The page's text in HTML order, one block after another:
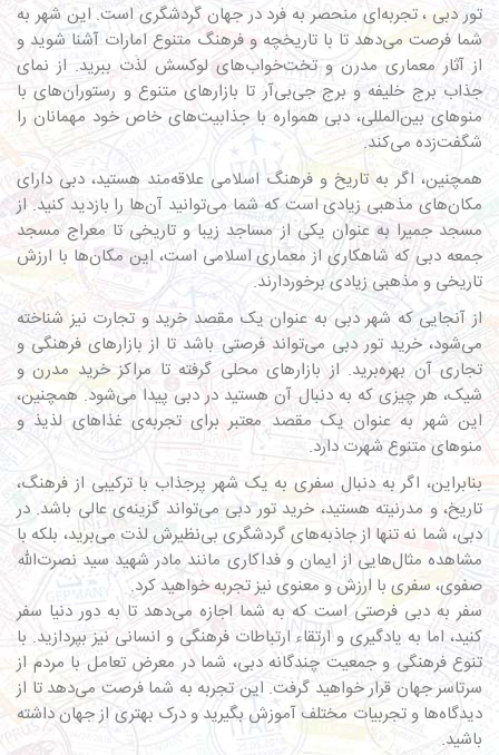
تور دبی ، تجربه‌ای منحصر به فرد در جهان گردشگری است. این شهر به
شما فرصت می‌دهد تا با تاریخچه و فرهنگ متنوع امارات آشنا شوید و
از آثار معماری مدرن و تخت‌خواب‌های لوکسش لذت ببرید. از نمای
جذاب برج خلیفه و برج جی‌بی‌آر تا بازارهای متنوع و رستوران‌های با
منوهای بین‌المللی، دبی همواره با جذابیت‌های خاص خود مهمانان را
شگفت‌زده می‌کند.
همچنین، اگر به تاریخ و فرهنگ اسلامی علاقه‌مند هستید، دبی دارای
مکان‌های مذهبی زیادی است که شما می‌توانید آن‌ها را بازدید کنید. از
مسجد جمیرا به عنوان یکی از مساجد زیبا و تاریخی تا معراج مسجد
جمعه دبی که شاهکاری از معماری اسلامی است، این مکان‌ها با ارزش
تاریخی و مذهبی زیادی برخوردارند.
از آنجایی که شهر دبی به عنوان یک مقصد خرید و تجارت نیز شناخته
می‌شود، خرید تور دبی می‌تواند فرصتی باشد تا از بازارهای فرهنگی و
تجاری آن بهره‌برید. از بازارهای محلی گرفته تا مراکز خرید مدرن و
شیک، هر چیزی که به دنبال آن هستید در دبی پیدا می‌شود. همچنین،
این شهر به عنوان یک مقصد معتبر برای تجربه‌ی غذاهای لذیذ و
منوهای متنوع شهرت دارد.
بنابراین، اگر به دنبال سفری به یک شهر پرجذاب با ترکیبی از فرهنگ،
تاریخ، و مدرنیته هستید، خرید تور دبی می‌تواند گزینه‌ی عالی باشد. در
دبی، شما نه تنها از جاذبه‌های گردشگری بی‌نظیرش لذت می‌برید، بلکه با
مشاهده مثال‌هایی از ایمان و فداکاری مانند مادر شهید سید نصرت‌الله
صفوی، سفری با ارزش و معنوی نیز تجربه خواهید کرد.
سفر به دبی فرصتی است که به شما اجازه می‌دهد تا به دور دنیا سفر
کنید، اما به یادگیری و ارتقاء ارتباطات فرهنگی و انسانی نیز بپردازید. با
تنوع فرهنگی و جمعیت چندگانه دبی، شما در معرض تعامل با مردم از
سرتاسر جهان قرار خواهید گرفت. این تجربه به شما فرصت می‌دهد تا از
دیدگاه‌ها و تجربیات مختلف آموزش بگیرید و درک بهتری از جهان داشته
باشید.